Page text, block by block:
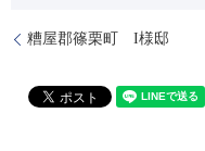
糟屋郡篠栗町 I様邸